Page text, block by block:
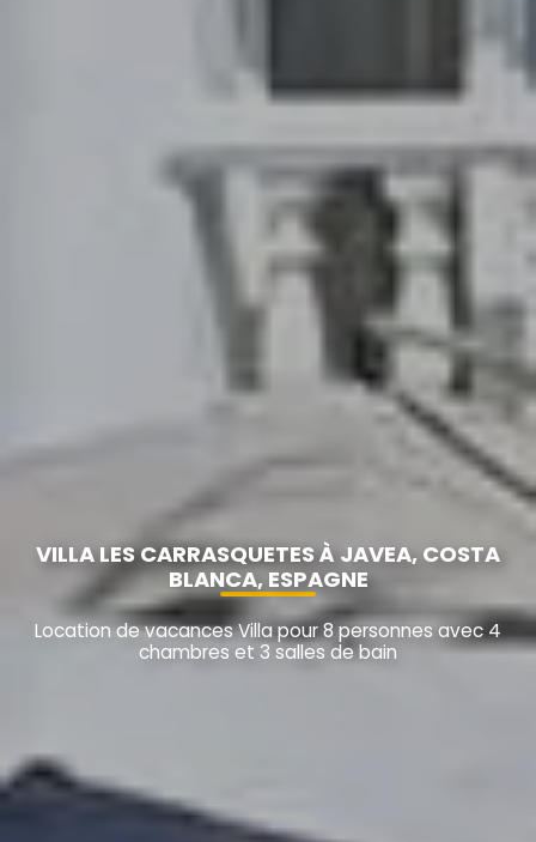
VILLA LES CARRASQUETES À JAVEA, COSTA
BLANCA, ESPAGNE
Location de vacances Villa pour 8 personnes avec 4
chambres et 3 salles de bain